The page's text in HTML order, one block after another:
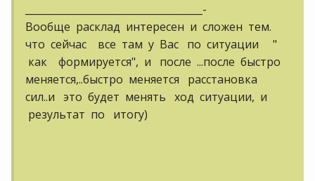
____________________________________-
Вообще расклад интересен и сложен тем.
что сейчас все там у Вас по ситуации "
как формируется", и после ...после быстро
меняется,..быстро меняется расстановка
сил..и это будет менять ход ситуации, и
результат по итогу)